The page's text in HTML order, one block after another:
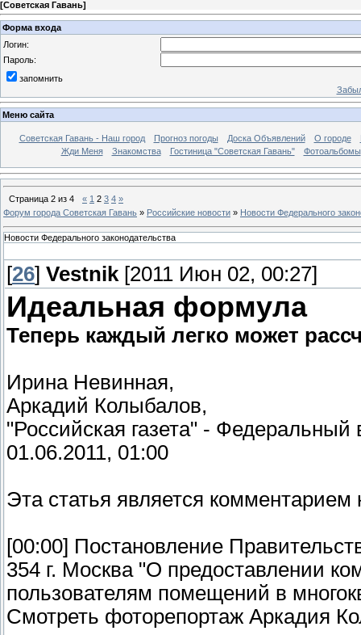
[Советская Гавань]
Форма входа
Логин:
Пароль:
запомнить
Меню сайта
Советская Гавань - Наш город Прогноз погоды Доска Объявлений О городе
Жди Меня
Знакомства Гостиница "Советская Гавань" Фотоальбомы
Страница 2 из 4 « 1 2 3 4 »
Форум города Советская Гавань » Российские новости » Новости Федерального
Новости Федерального законодательства
[26] Vestnik [2011 Июн 02, 00:27]
Идеальная формула
Теперь каждый легко может
Ирина Невинная,
Аркадий Колыбалов,
"Российская газета" -
01.06.2011, 01:00
Эта статья является комментарием
[00:00] Постановление
354 г. Москва "О предоставлении
пользователям помещений в
Смотреть фоторепортаж Аркадия